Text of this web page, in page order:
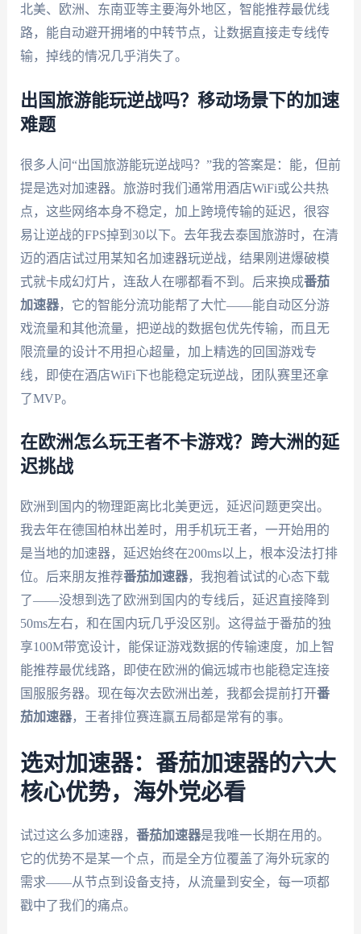
北美、欧洲、东南亚等主要海外地区，智能推荐最优线
路，能自动避开拥堵的中转节点，让数据直接走专线传
输，掉线的情况几乎消失了。
出国旅游能玩逆战吗？移动场景下的加速
难题
很多人问“出国旅游能玩逆战吗？”我的答案是：能，但前
提是选对加速器。旅游时我们通常用酒店WiFi或公共热
点，这些网络本身不稳定，加上跨境传输的延迟，很容
易让逆战的FPS掉到30以下。去年我去泰国旅游时，在清
迈的酒店试过用某知名加速器玩逆战，结果刚进爆破模
式就卡成幻灯片，连敌人在哪都看不到。后来换成番茄
加速器，它的智能分流功能帮了大忙——能自动区分游
戏流量和其他流量，把逆战的数据包优先传输，而且无
限流量的设计不用担心超量，加上精选的回国游戏专
线，即使在酒店WiFi下也能稳定玩逆战，团队赛里还拿
了MVP。
在欧洲怎么玩王者不卡游戏？跨大洲的延
迟挑战
欧洲到国内的物理距离比北美更远，延迟问题更突出。
我去年在德国柏林出差时，用手机玩王者，一开始用的
是当地的加速器，延迟始终在200ms以上，根本没法打排
位。后来朋友推荐番茄加速器，我抱着试试的心态下载
了——没想到选了欧洲到国内的专线后，延迟直接降到
50ms左右，和在国内玩几乎没区别。这得益于番茄的独
享100M带宽设计，能保证游戏数据的传输速度，加上智
能推荐最优线路，即使在欧洲的偏远城市也能稳定连接
国服服务器。现在每次去欧洲出差，我都会提前打开番
茄加速器，王者排位赛连赢五局都是常有的事。
选对加速器：番茄加速器的六大
核心优势，海外党必看
试过这么多加速器， 番茄加速器是我唯一长期在用的。
它的优势不是某一个点，而是全方位覆盖了海外玩家的
需求——从节点到设备支持，从流量到安全，每一项都
戳中了我们的痛点。